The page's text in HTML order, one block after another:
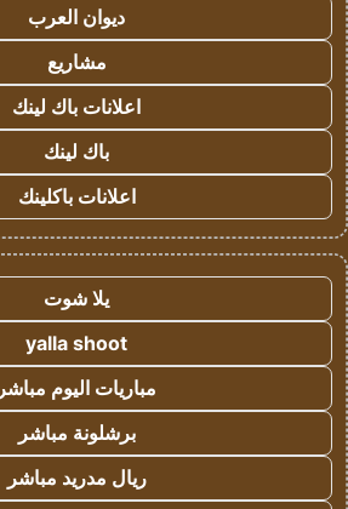
ديوان العرب
مشاريع
اعلانات باك لينك
باك لينك
اعلانات باكلينك
يلا شوت
yalla shoot
مباريات اليوم مباشر
برشلونة مباشر
ريال مدريد مباشر